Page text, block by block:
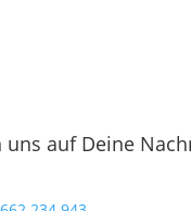
uns auf Deine